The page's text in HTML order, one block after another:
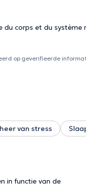
du corps et du
op geverifieerde
van stress
in functie van de